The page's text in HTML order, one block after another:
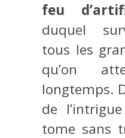
feu
duquel
tous les
qu’on
longtemps.
de
tome sans